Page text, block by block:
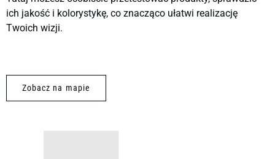
ich jakość i kolorystykę, co znacząco ułatwi realizację
Twoich wizji.
Zobacz na mapie